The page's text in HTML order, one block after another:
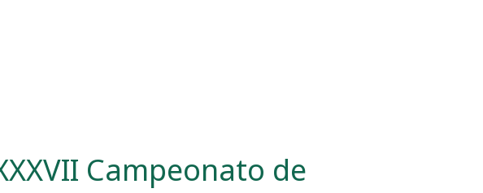
Campeonato de